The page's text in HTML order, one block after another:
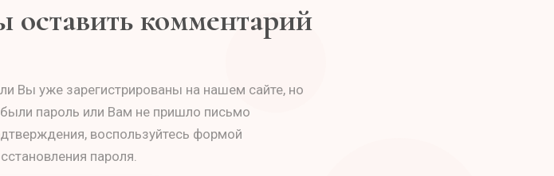
оставить комментарий
Вы уже зарегистрированы на нашем сайте, но
пароль или Вам не пришло письмо
воспользуйтесь формой
пароля.